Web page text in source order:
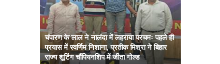
चंपारण के लाल ने नालंदा में लहराया परचमः पहले ही
प्रयास में स्वर्णिम निशाना, प्रतीक मिश्रा ने बिहार
राज्य शूटिंग चौंपियनशिप में जीता गोल्ड